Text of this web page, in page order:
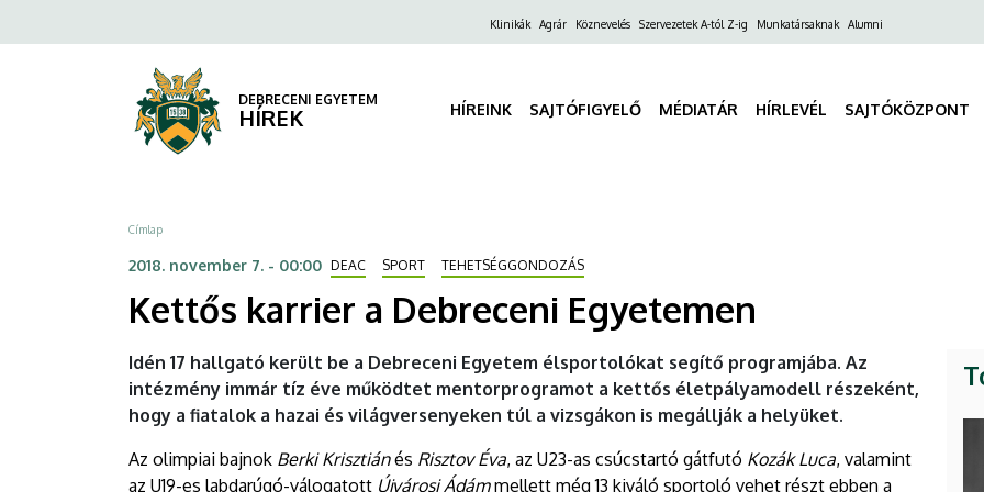
Debreceni
DEBRECENI
EGYETEM
a
FelsőKlinikák Agrár Köznevelés Szervezetek A-tól Z-ig Munkatársaknak Alumni
DEBRECENI EGYETEM
HÍREK HÍREINK SAJTÓFIGYELŐ MÉDIATÁR HÍRLEVÉL SAJTÓKÖZPONT
Morzsa
Címlap
2018. november 7. - 00:00 DEAC SPORT TEHETSÉGGONDOZÁS
Kettős karrier a Debreceni Egyetemen
Idén 17 hallgató került be a Debreceni Egyetem élsportolókat segítő programjába. Az
intézmény immár tíz éve működtet mentorprogramot a kettős életpályamodell részeként,
hogy a fiatalok a hazai és világversenyeken túl a vizsgákon is megállják a helyüket.
Az olimpiai bajnok Berki Krisztiánés Risztov Éva, az U23-as csúcstartó gátfutó Kozák Luca, valamint
az U19-es labdarúgó-válogatott Újvárosi Ádámmellett még 13 kiváló sportoló vehet részt ebben a